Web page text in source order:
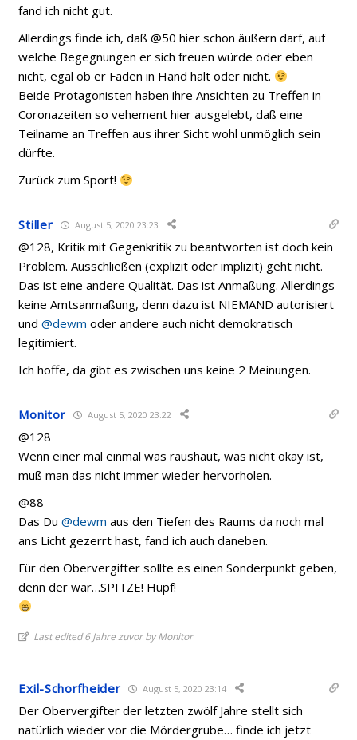
fand ich nicht gut.
Allerdings finde ich, daß @50 hier schon äußern darf, auf
welche Begegnungen er sich freuen würde oder eben
nicht, egal ob er Fäden in Hand hält oder nicht.
Beide Protagonisten haben ihre Ansichten zu Treffen in
Coronazeiten so vehement hier ausgelebt, daß eine
Teilname an Treffen aus ihrer Sicht wohl unmöglich sein
dürfte.
Zurück zum Sport!
Stiller August 5, 2020 23:23
@128, Kritik mit Gegenkritik zu beantworten ist doch kein
Problem. Ausschließen (explizit oder implizit) geht nicht.
Das ist eine andere Qualität. Das ist Anmaßung. Allerdings
keine Amtsanmaßung, denn dazu ist NIEMAND autorisiert
und@dewm oder andere auch nicht demokratisch
legitimiert.
Ich hoffe, da gibt es zwischen uns keine 2 Meinungen.
Monitor August 5, 2020 23:22
@128
Wenn einer mal einmal was raushaut, was nicht okay ist,
muß man das nicht immer wieder hervorholen.
@88
Das Du@dewm aus den Tiefen des Raums da noch mal
ans Licht gezerrt hast, fand ich auch daneben.
Für den Obervergifter sollte es einen Sonderpunkt geben,
denn der war…SPITZE! Hüpf!
Last edited 6 Jahre zuvor by Monitor
Exil-Schorfheider August 5, 2020 23:14
Der Obervergifter der letzten zwölf Jahre stellt sich
natürlich wieder vor die Mördergrube… finde ich jetzt